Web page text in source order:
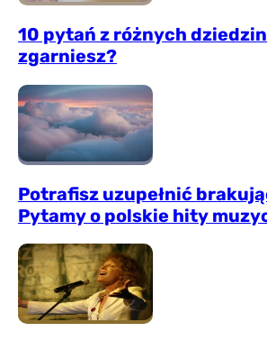
10 pytań z różnych
zgarniesz?
Potrafisz uzupełnić
Pytamy o polskie hity